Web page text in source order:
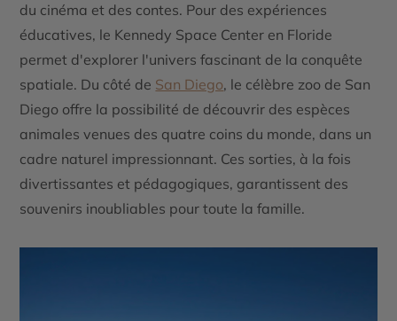
du cinéma et des contes. Pour des expériences
éducatives, le Kennedy Space Center en Floride
permet d'explorer l'univers fascinant de la conquête
spatiale. Du côté de San Diego, le célèbre zoo de San
Diego offre la possibilité de découvrir des espèces
animales venues des quatre coins du monde, dans un
cadre naturel impressionnant. Ces sorties, à la fois
divertissantes et pédagogiques, garantissent des
souvenirs inoubliables pour toute la famille.